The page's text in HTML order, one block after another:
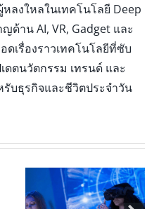
ลงใหลในเทคโนโลยี Deep
ด้าน AI, VR, Gadget และ
ดเรื่องราวเทคโนโลยีที่ซับ
ดตนวัตกรรม เทรนด์ และ
รับธุรกิจและชีวิตประจำวัน
Controller 2 กับ